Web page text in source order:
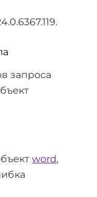
запроса
word,